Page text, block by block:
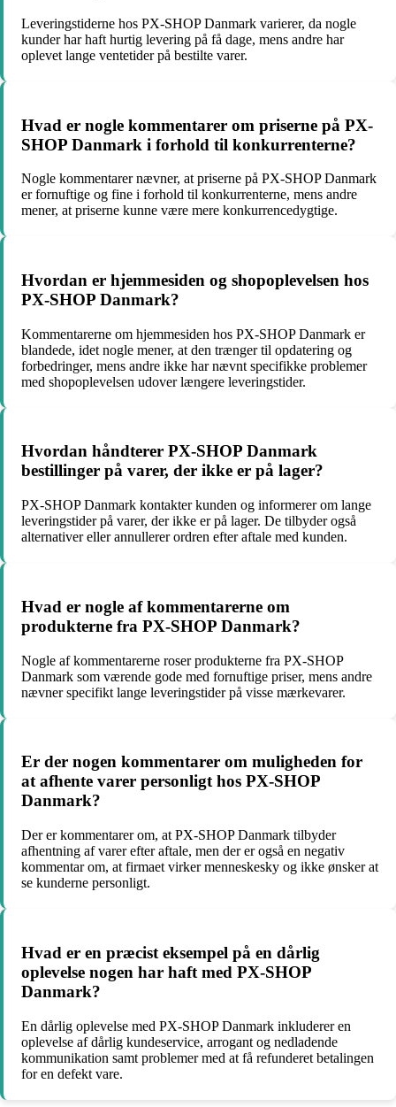
Leveringstiderne hos PX-SHOP Danmark varierer, da nogle
kunder har haft hurtig levering på få dage, mens andre har
oplevet lange ventetider på bestilte varer.
Hvad er nogle kommentarer om priserne på PX-
SHOP Danmark i forhold til konkurrenterne?
Nogle kommentarer nævner, at priserne på PX-SHOP Danmark
er fornuftige og fine i forhold til konkurrenterne, mens andre
mener, at priserne kunne være mere konkurrencedygtige.
Hvordan er hjemmesiden og shopoplevelsen hos
PX-SHOP Danmark?
Kommentarerne om hjemmesiden hos PX-SHOP Danmark er
blandede, idet nogle mener, at den trænger til opdatering og
forbedringer, mens andre ikke har nævnt specifikke problemer
med shopoplevelsen udover længere leveringstider.
Hvordan håndterer PX-SHOP Danmark
bestillinger på varer, der ikke er på lager?
PX-SHOP Danmark kontakter kunden og informerer om lange
leveringstider på varer, der ikke er på lager. De tilbyder også
alternativer eller annullerer ordren efter aftale med kunden.
Hvad er nogle af kommentarerne om
produkterne fra PX-SHOP Danmark?
Nogle af kommentarerne roser produkterne fra PX-SHOP
Danmark som værende gode med fornuftige priser, mens andre
nævner specifikt lange leveringstider på visse mærkevarer.
Er der nogen kommentarer om muligheden for
at afhente varer personligt hos PX-SHOP
Danmark?
Der er kommentarer om, at PX-SHOP Danmark tilbyder
afhentning af varer efter aftale, men der er også en negativ
kommentar om, at firmaet virker menneskesky og ikke ønsker at
se kunderne personligt.
Hvad er en præcist eksempel på en dårlig
oplevelse nogen har haft med PX-SHOP
Danmark?
En dårlig oplevelse med PX-SHOP Danmark inkluderer en
oplevelse af dårlig kundeservice, arrogant og nedladende
kommunikation samt problemer med at få refunderet betalingen
for en defekt vare.